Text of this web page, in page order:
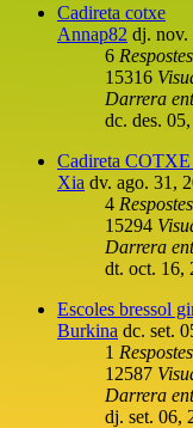
Cadireta cotxe
Annap82 dj. nov.
6 Respostes
15316
Darrera
dc. des.
Cadireta
Xia dv. ago. 31,
4 Respostes
15294
Darrera
dt. oct. 16,
Escoles bressol
Burkina dc. set.
1 Respostes
12587
Darrera
dj. set. 06,